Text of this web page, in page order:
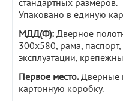
стандартных размеров.
Упаковано в единую
МДД(Ф): Дверное
300х580, рама,
эксплуатации,
Первое место.Дверные
картонную коробку.